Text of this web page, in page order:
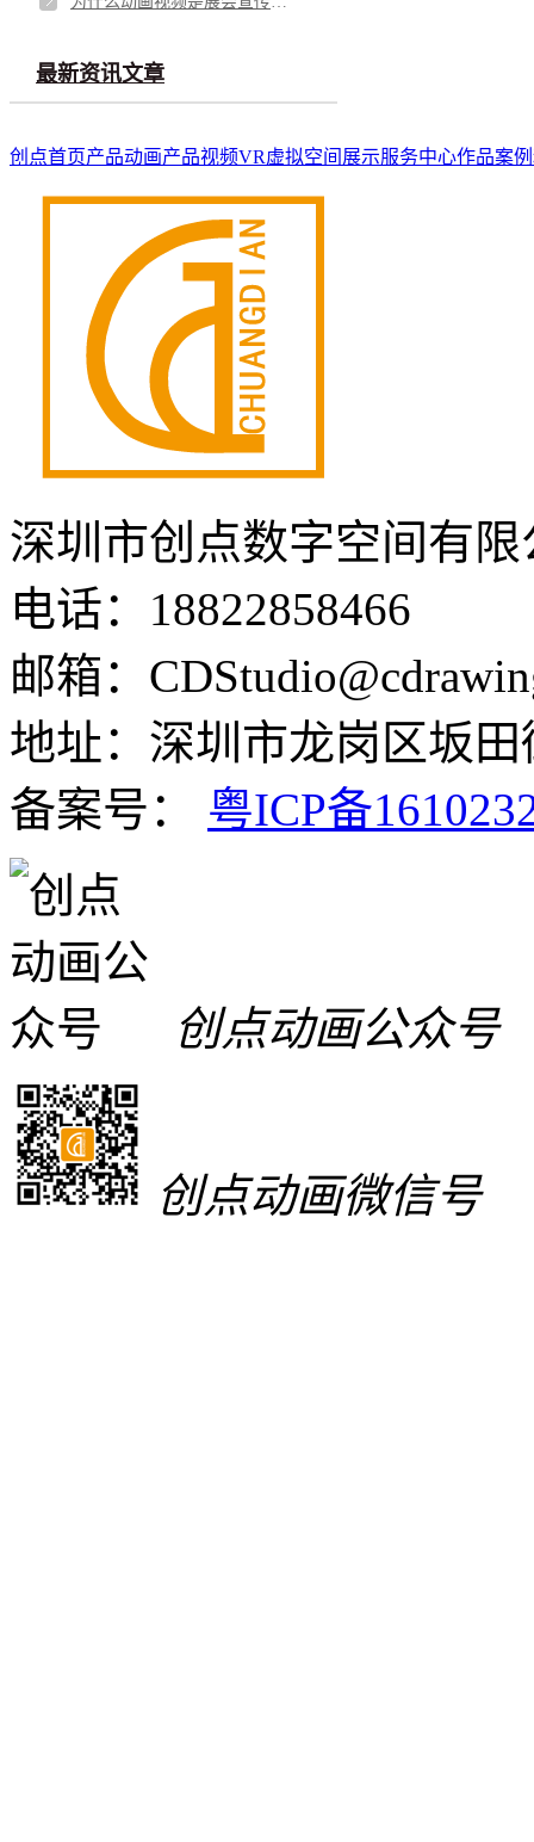
最新资讯文章
创点首页产品动画产品视频VR虚拟空间展示服务中心作品案例
深圳市创点数字空间有
电话：18822858466
邮箱：
地址：深圳市龙岗区坂
备案号： 粤ICP备
创点动画公众号
创点动画微信号